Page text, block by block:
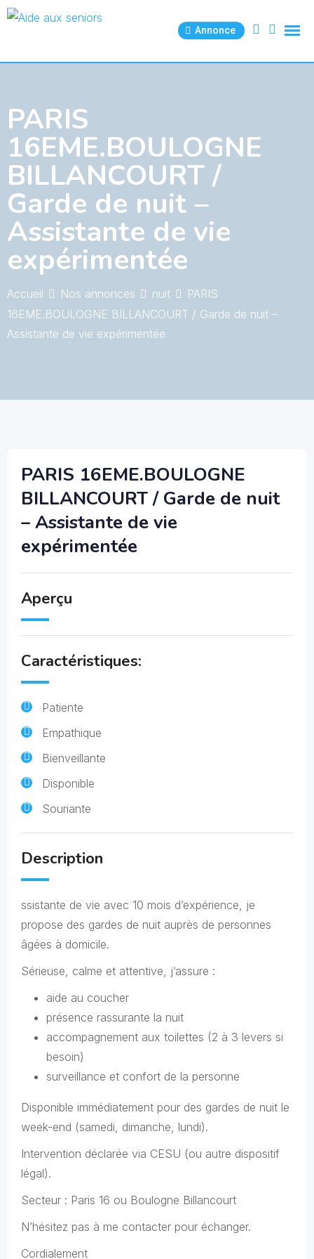
Skip
Annonce
PARIS
16EME.BOULOGNE
BILLANCOURT /
Garde de nuit –
Assistante de vie
expérimentée
Accueil Nos annonces nuit
PARIS
16EME.BOULOGNE BILLANCOURT / Garde de nuit –
Assistante de vie expérimentée
PARIS 16EME.BOULOGNE
BILLANCOURT / Garde de nuit
– Assistante de vie
expérimentée
Aperçu
Caractéristiques:
Patiente
Empathique
Bienveillante
Disponible
Souriante
Description
ssistante de vie avec 10 mois d’expérience, je
propose des gardes de nuit auprès de personnes
âgées à domicile.
Sérieuse, calme et attentive, j’assure :
aide au coucher
présence rassurante la nuit
accompagnement aux toilettes (2 à 3 levers si
besoin)
surveillance et confort de la personne
Disponible immédiatement pour des gardes de nuit le
week-end (samedi, dimanche, lundi).
Intervention déclarée via CESU (ou autre dispositif
légal).
Secteur : Paris 16 ou Boulogne Billancourt
N’hésitez pas à me contacter pour échanger.
Cordialement